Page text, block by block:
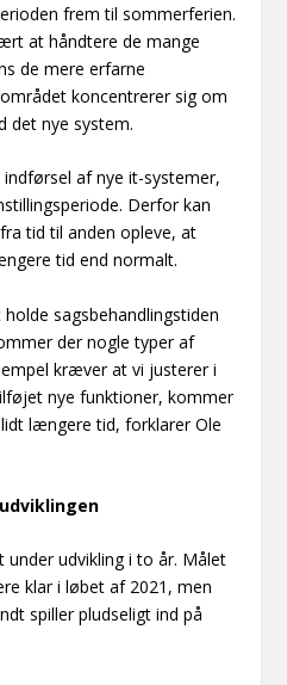
frem til sommerferien.
at håndtere de mange
de mere erfarne
koncentrerer sig om
det nye system.
af nye it-systemer,
Derfor kan
tid til anden opleve, at
tid end normalt.
sagsbehandlingstiden
der nogle typer af
kræver at vi justerer i
nye funktioner, kommer
længere tid, forklarer Ole
udvikling i to år. Målet
klar i løbet af 2021, men
spiller pludseligt ind på